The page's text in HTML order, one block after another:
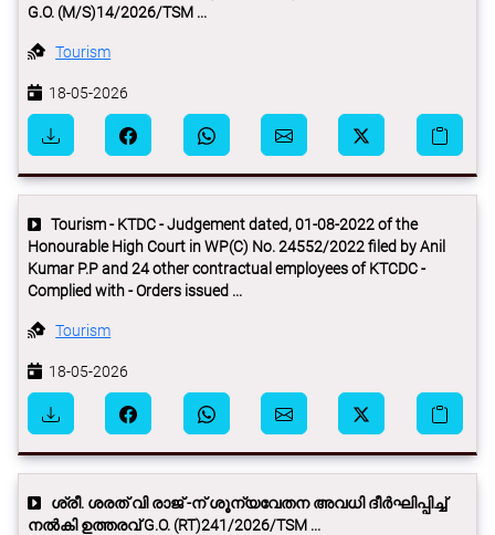
G.O. (M/S)14/2026/TSM ...
Tourism
18-05-2026
Tourism - KTDC - Judgement dated, 01-08-2022 of the
Honourable High Court in WP(C) No. 24552/2022 filed by Anil
Kumar P.P and 24 other contractual employees of KTCDC -
Complied with - Orders issued ...
Tourism
18-05-2026
ശ്രീ. ശരത് വി രാജ് -ന് ശൂന്യവേതന അവധി ദീര്‍ഘിപ്പിച്ച്
നല്‍കി ഉത്തരവ് G.O. (RT)241/2026/TSM ...